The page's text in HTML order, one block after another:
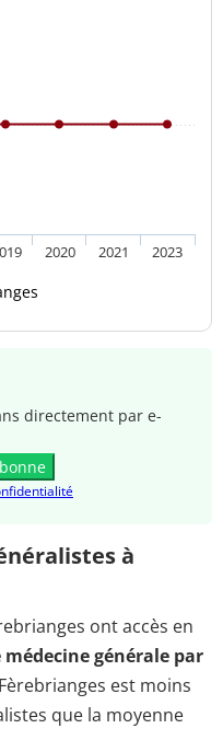
2020 2021 2023
directement par e-
à
ont accès en
générale par
est moins
que la moyenne